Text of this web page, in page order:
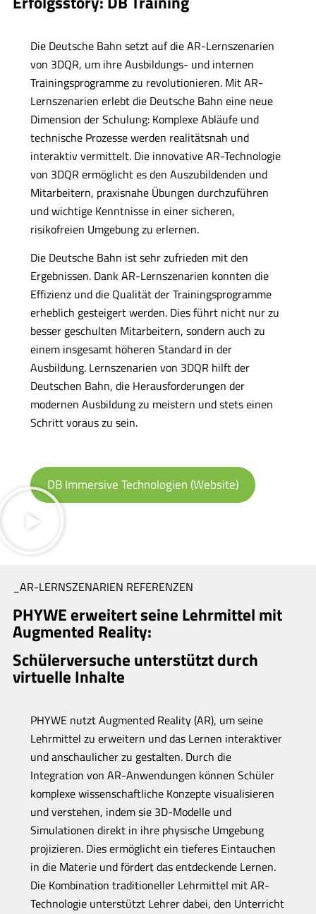
Die Deutsche Bahn setzt auf die AR-Lernszenarien
von 3DQR, um ihre Ausbildungs- und internen
Trainingsprogramme zu revolutionieren. Mit AR-
Lernszenarien erlebt die Deutsche Bahn eine neue
Dimension der Schulung: Komplexe Abläufe und
technische Prozesse werden realitätsnah und
interaktiv vermittelt. Die innovative AR-Technologie
von 3DQR ermöglicht es den Auszubildenden und
Mitarbeitern, praxisnahe Übungen durchzuführen
und wichtige Kenntnisse in einer sicheren,
risikofreien Umgebung zu erlernen.
Die Deutsche Bahn ist sehr zufrieden mit den
Ergebnissen. Dank AR-Lernszenarien konnten die
Effizienz und die Qualität der Trainingsprogramme
erheblich gesteigert werden. Dies führt nicht nur zu
besser geschulten Mitarbeitern, sondern auch zu
einem insgesamt höheren Standard in der
Ausbildung. Lernszenarien von 3DQR hilft der
Deutschen Bahn, die Herausforderungen der
modernen Ausbildung zu meistern und stets einen
Schritt voraus zu sein.
DB Immersive Technologien (Website)
_AR-LERNSZENARIEN REFERENZEN
PHYWE erweitert seine Lehrmittel mit
Augmented Reality:
Schülerversuche unterstützt durch
virtuelle Inhalte
PHYWE nutzt Augmented Reality (AR), um seine
Lehrmittel zu erweitern und das Lernen interaktiver
und anschaulicher zu gestalten. Durch die
Integration von AR-Anwendungen können Schüler
komplexe wissenschaftliche Konzepte visualisieren
und verstehen, indem sie 3D-Modelle und
Simulationen direkt in ihre physische Umgebung
projizieren. Dies ermöglicht ein tieferes Eintauchen
in die Materie und fördert das entdeckende Lernen.
Die Kombination traditioneller Lehrmittel mit AR-
Technologie unterstützt Lehrer dabei, den Unterricht